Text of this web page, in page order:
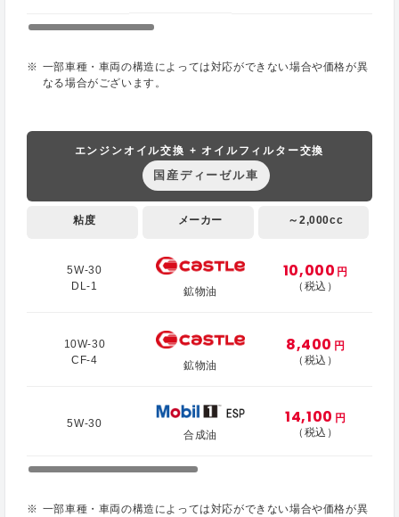
一部車種・車両の構造によっては対応ができない場合や価格が異
なる場合がございます。
エンジンオイル交換 + オイルフィルター交換
国産ディーゼル車
粘度 メーカー ～2,000cc
5W-30
DL-1
鉱物油
10,000 円
（税込）
10W-30
CF-4
鉱物油
8,400 円
（税込）
5W-30
合成油
14,100 円
（税込）
一部車種・車両の構造によっては対応ができない場合や価格が異